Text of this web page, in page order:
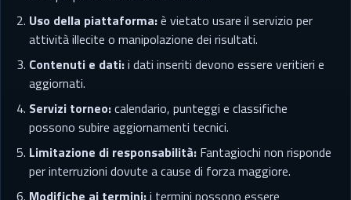
Uso della piattaforma:è vietato usare il servizio per
attività illecite o manipolazione dei risultati.
Contenuti e dati:i dati inseriti devono essere veritieri e
aggiornati.
Servizi torneo:calendario, punteggi e classifiche
possono subire aggiornamenti tecnici.
Limitazione di responsabilità: Fantagiochi non risponde
per interruzioni dovute a cause di forza maggiore.
Modifiche ai termini:i termini possono essere